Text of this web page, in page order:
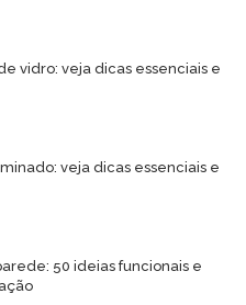
vidro: veja dicas essenciais e
veja dicas essenciais e
50 ideias funcionais e